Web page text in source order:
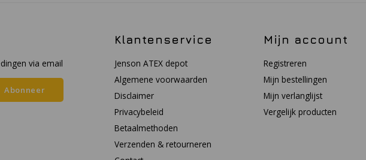
via email
Abonneer
Klantenservice
Jenson ATEX depot
Algemene voorwaarden
Disclaimer
Privacybeleid
Betaalmethoden
Verzenden & retourneren
Mijn account
Registreren
Mijn bestellingen
Mijn verlanglijst
Vergelijk producten